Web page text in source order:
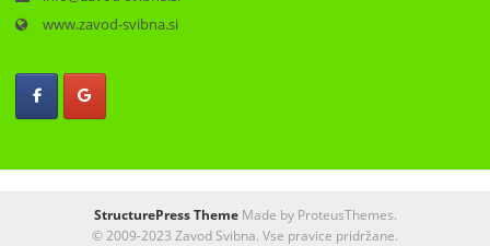
www.zavod-svibna.si
StructurePress ThemeMade by ProteusThemes.
© 2009-2023 Zavod Svibna. Vse pravice pridržane.